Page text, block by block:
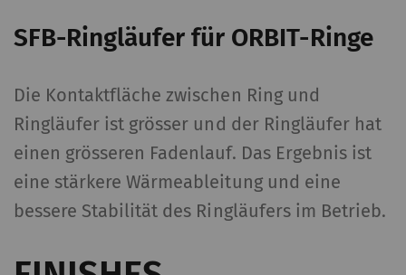
SFB-Ringläufer für ORBIT-Ringe
Die Kontaktfläche zwischen Ring und
Ringläufer ist grösser und der Ringläufer hat
einen grösseren Fadenlauf. Das Ergebnis ist
eine stärkere Wärmeableitung und eine
bessere Stabilität des Ringläufers im Betrieb.